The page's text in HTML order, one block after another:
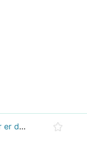
Etter fjerning av visdomstenner er det normalt at tannlegen ikke syr hull?